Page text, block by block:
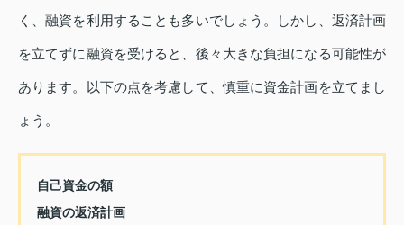
く、融資を利用することも多いでしょう。しかし、返済計画
を立てずに融資を受けると、後々大きな負担になる可能性が
あります。以下の点を考慮して、慎重に資金計画を立てまし
ょう。
自己資金の額
融資の返済計画